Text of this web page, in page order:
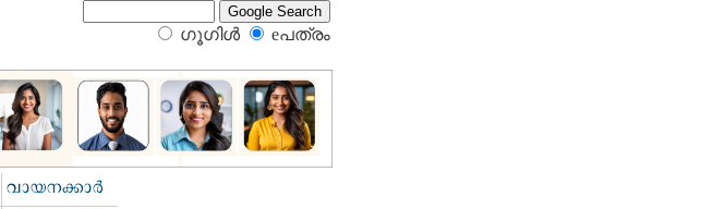
ഗൂഗിള്‍ eപത്രം‍